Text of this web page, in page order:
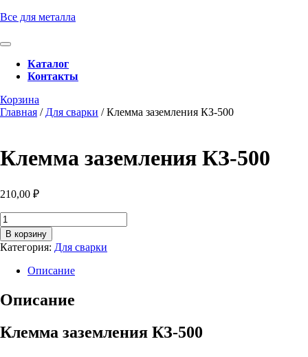
Перейти
содержимому
Все для металла
Кнопка
ОткрытьКаталог
Контакты
Кнопка
Закрыть
Корзина
консультацию
Главная / Для сварки / Клемма заземления КЗ-500
Клемма заземления КЗ-500
210,00 ₽
Количество
товара
Клемма
заземления
КЗ-500
В корзину
Категория: Для сварки
Описание
Описание
Клемма заземления КЗ-500